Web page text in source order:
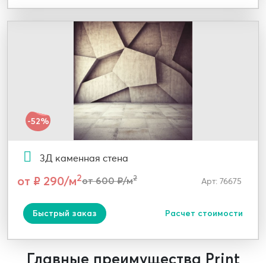
-52%
3Д каменная стена
от ₽ 290/м2от 600 ₽/м2 Арт: 76675
Быстрый заказ Расчет стоимости
Главные преимущества Print